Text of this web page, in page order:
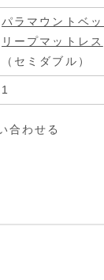
パラマウントベ
リープマットレス
（セミダブル）
1
合わせる